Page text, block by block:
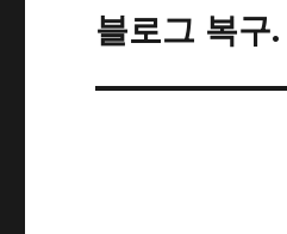
이
다
글:
블로그 복구